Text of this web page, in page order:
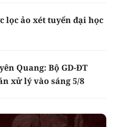
lọc ảo xét tuyển đại học
Quang: Bộ GD-ĐT
xử lý vào sáng 5/8